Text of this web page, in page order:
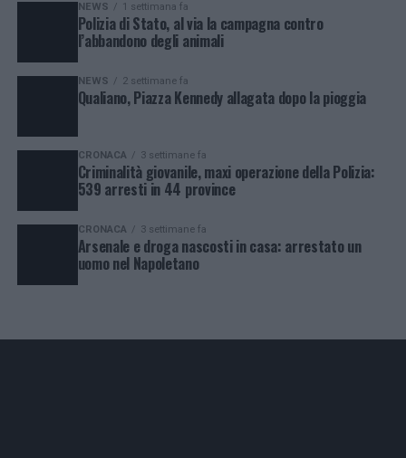
NEWS 1 settimana fa
Polizia di Stato, al via la campagna contro
l’abbandono degli animali
NEWS 2 settimane fa
Qualiano, Piazza Kennedy allagata dopo la pioggia
CRONACA 3 settimane fa
Criminalità giovanile, maxi operazione della Polizia:
539 arresti in 44 province
CRONACA 3 settimane fa
Arsenale e droga nascosti in casa: arrestato un
uomo nel Napoletano